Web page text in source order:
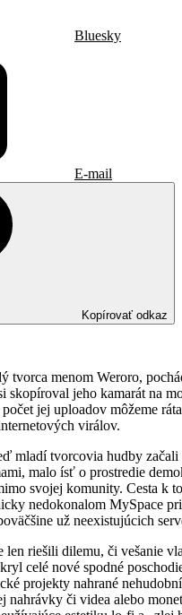
Bluesky
E-mail
Kopírovať odkaz
tvorca menom Weroro,
skopíroval jeho kamarát na
jej uploadov môžeme
virálov.
mladí tvorcovia hudby
malo ísť o prostredie
svojej komunity. Cesta k
nedokonalom MySpace
už neexistujúcich
len riešili dilemu, či vešanie
celé nové spodné
projekty nahrané
nahrávky či videa alebo